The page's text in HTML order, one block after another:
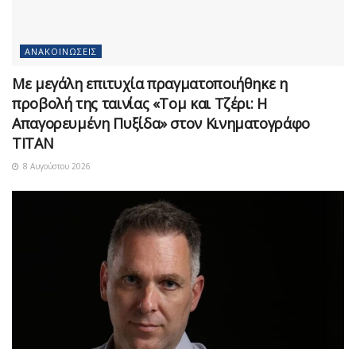
ΑΝΑΚΟΙΝΏΣΕΙΣ
Με μεγάλη επιτυχία πραγματοποιήθηκε η
προβολή της ταινίας «Τομ και Τζέρι: Η
Απαγορευμένη Πυξίδα» στον Κινηματογράφο
ΤΙΤΑΝ
8 Αυγούστου 2026